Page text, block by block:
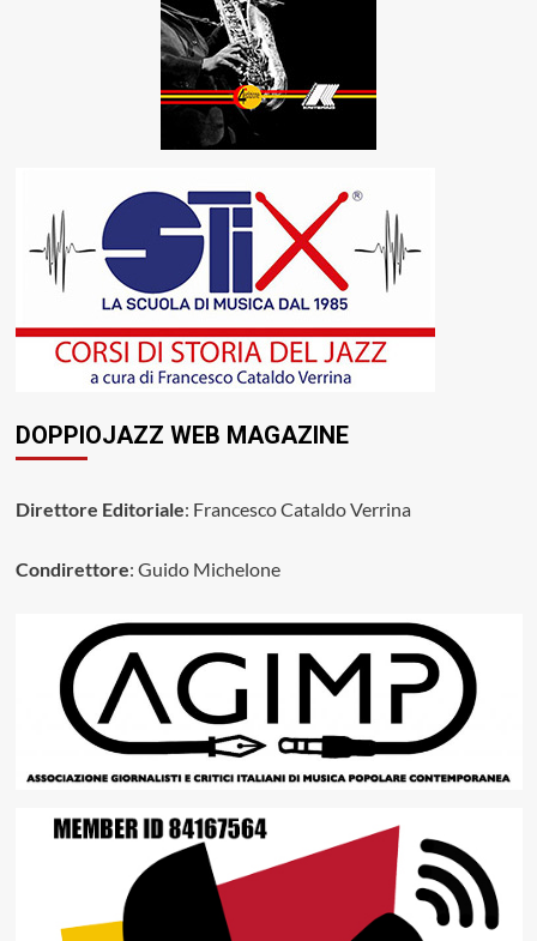
DOPPIOJAZZ WEB MAGAZINE
Direttore Editoriale: Francesco Cataldo Verrina
Condirettore: Guido Michelone